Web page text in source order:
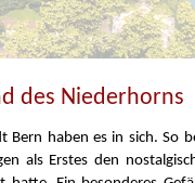
des Niederhorns
Bern haben es in sich. So
als Erstes den